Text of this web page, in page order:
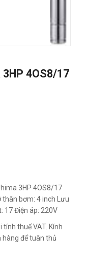
4OS8/17
3HP 4OS8/17
thân bơm: 4 inch Lưu
17 Điện áp: 220V
thuế VAT. Kính
hàng để tuân thủ